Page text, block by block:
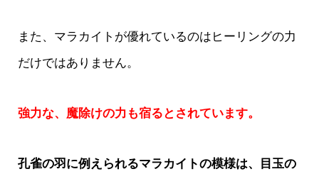
また、マラカイトが優れているのはヒーリングの力
だけではありません。
強力な、魔除けの力も宿るとされています。
孔雀の羽に例えられるマラカイトの模様は、目玉の